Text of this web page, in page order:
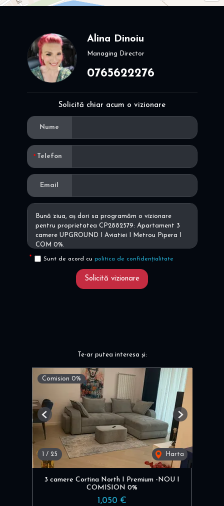
Alina Dinoiu
Managing Director
0765622276
Solicită chiar acum o vizionare
Nume
Telefon
Email
Sunt de acord cu politica de confidențialitate
Solicită vizionare
Te-ar putea interesa și:
Comision 0%
/ 25 Harta
Previous Next
3 camere Cortina North I Premium -NOU I
COMISION 0%
1,050 €